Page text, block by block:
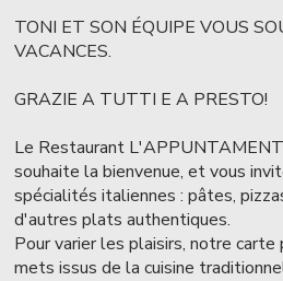
TONI ET SON ÉQUIPE VOUS
VACANCES.
GRAZIE A TUTTI E A PRESTO!
Le Restaurant
souhaite la bienvenue, et vous
spécialités italiennes : pâtes,
d'autres plats authentiques.
Pour varier les plaisirs, notre
mets issus de la cuisine